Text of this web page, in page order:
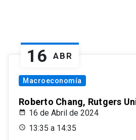
16 ABR
Macroeconomía
Roberto Chang, Rutgers
16 de Abril de 2024
13:35 a 14:35